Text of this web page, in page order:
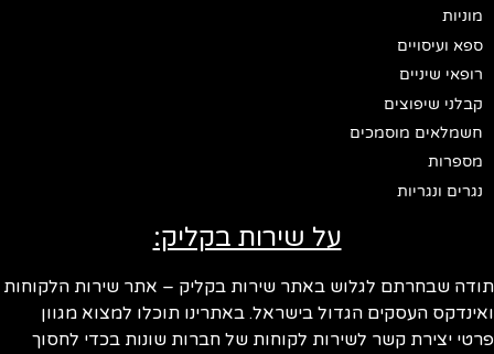
מוניות
ספא ועיסויים
רופאי שיניים
קבלני שיפוצים
חשמלאים מוסמכים
מספרות
נגרים ונגריות
על שירות בקליק:
שבחרתם לגלוש באתר שירות בקליק – אתר שירות הלקוחות
העסקים הגדול בישראל. באתרינו תוכלו למצוא מגוון
יצירת קשר לשירות לקוחות של חברות שונות בכדי לחסוך